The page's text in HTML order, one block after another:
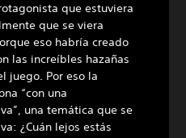
que estuviera
que se viera
eso habría creado
las increíbles hazañas
juego. Por eso la
“con una
una temática que se
¿Cuán lejos estás